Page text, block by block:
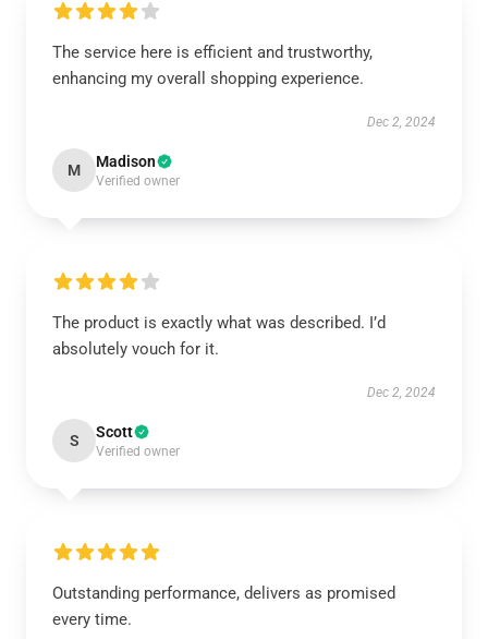
The service here is efficient and trustworthy,
enhancing my overall shopping experience.
Dec 2, 2024
M Madison
Verified owner
The product is exactly what was described. I’d
absolutely vouch for it.
Dec 2, 2024
S Scott
Verified owner
Outstanding performance, delivers as promised
every time.